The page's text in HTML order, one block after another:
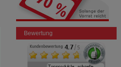
Bewertung